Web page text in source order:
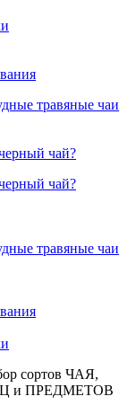
травяные чаи
чай?
чай?
травяные чаи
сортов ЧАЯ,
и ПРЕДМЕТОВ